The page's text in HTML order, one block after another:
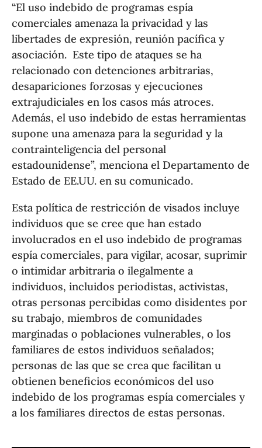
“El uso indebido de programas espía
comerciales amenaza la privacidad y las
libertades de expresión, reunión pacífica y
asociación. Este tipo de ataques se ha
relacionado con detenciones arbitrarias,
desapariciones forzosas y ejecuciones
extrajudiciales en los casos más atroces.
Además, el uso indebido de estas herramientas
supone una amenaza para la seguridad y la
contrainteligencia del personal
estadounidense”, menciona el Departamento de
Estado de EE.UU. en su comunicado.
Esta política de restricción de visados incluye
individuos que se cree que han estado
involucrados en el uso indebido de programas
espía comerciales, para vigilar, acosar, suprimir
o intimidar arbitraria o ilegalmente a
individuos, incluidos periodistas, activistas,
otras personas percibidas como disidentes por
su trabajo, miembros de comunidades
marginadas o poblaciones vulnerables, o los
familiares de estos individuos señalados;
personas de las que se crea que facilitan u
obtienen beneficios económicos del uso
indebido de los programas espía comerciales y
a los familiares directos de estas personas.